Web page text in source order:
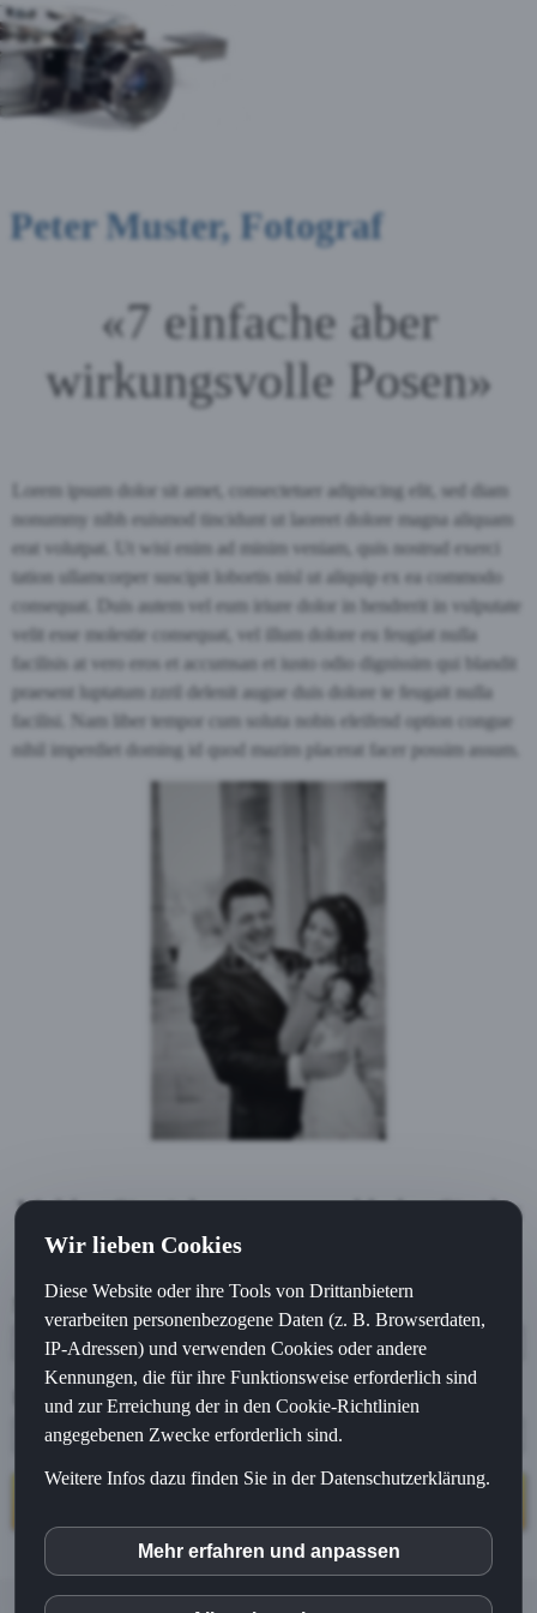
Peter Muster, Fotograf
«7 einfache aber
wirkungsvolle Posen»
Lorem ipsum dolor sit amet, consectetuer adipiscing elit, sed diam
nonummy nibh euismod tincidunt ut laoreet dolore magna aliquam
erat volutpat. Ut wisi enim ad minim veniam, quis nostrud exerci
tation ullamcorper suscipit lobortis nisl ut aliquip ex ea commodo
consequat. Duis autem vel eum iriure dolor in hendrerit in vulputate
velit esse molestie consequat, vel illum dolore eu feugiat nulla
facilisis at vero eros et accumsan et iusto odio dignissim qui blandit
praesent luptatum zzril delenit augue duis dolore te feugait nulla
facilisi. Nam liber tempor cum soluta nobis eleifend option congue
nihil imperdiet doming id quod mazim placerat facer possim assum.
Melden Sie sich unten an und laden Sie das
kostenlose PDF herunter!
Wir lieben Cookies
Diese Website oder ihre Tools von Drittanbietern
verarbeiten personenbezogene Daten (z. B. Browserdaten,
IP-Adressen) und verwenden Cookies oder andere
Kennungen, die für ihre Funktionsweise erforderlich sind
und zur Erreichung der in den Cookie-Richtlinien
angegebenen Zwecke erforderlich sind.
Weitere Infos dazu finden Sie in der Datenschutzerklärung.
inCMS
Mehr erfahren und anpassen